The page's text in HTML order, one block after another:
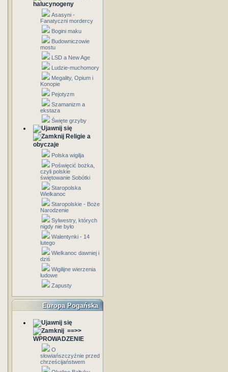
halucynogeny
Asasyni -
Fanatyczni mordercy
Bogini maku
Budowniczowie
mostu
LSD a New Age
Ludzie-muchomory
Megality, Opium i
Konopie
Pejotyzm
Szamanizm a
ekstaza
Święte grzyby
Religie a
obyczaje
Polska wigilja
Poświęcić bożka,
czyli polskie
świętowanie Sobótki
Staropolska
Wielkanoc
Staropolskie - Boże
Narodzenie
Sylwestry, których
nigdy nie było
Walentynki - 14
lutego
Wielkanoc dawniej i
dziś
Wigilijne wierzenia
ludowe
Zapusty
Europa Pogańska
==>>
WPROWADZENIE
O
słowiańszczyźnie przed
chrześcijaństwem